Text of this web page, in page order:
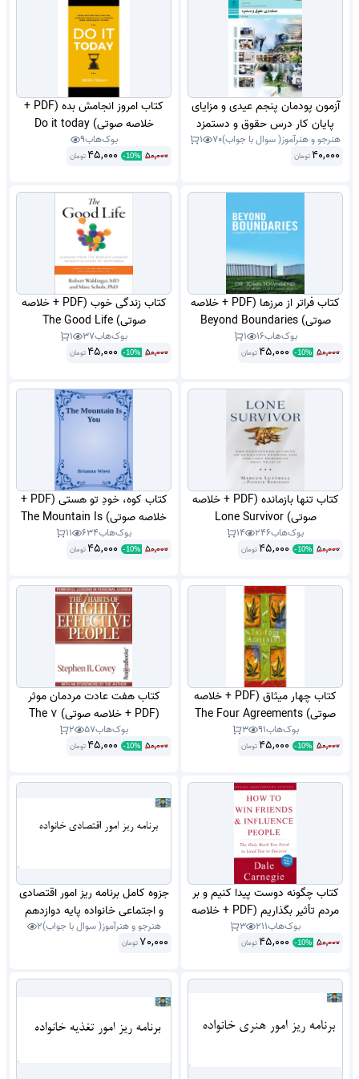
پاسخنامه.
آزمون پودمان پنجم عیدی و مزایای
پایان کار درس حقوق و دستمزد
پایه دهم حسابداری شاخه فنی و
هنرجو و هنرآموز( سوال با جواب)70
1
40,000 تومان
کتاب امروز انجامش بده (PDF +
خلاصه صوتی) Do it today
بوک‌هاب9
50,000
-10%
45,000 تومان
کتاب فراتر از مرزها (PDF + خلاصه
صوتی) Beyond Boundaries
بوک‌هاب16
1
50,000
-10%
45,000 تومان
کتاب زندگی خوب (PDF + خلاصه
صوتی) The Good Life
بوک‌هاب37
1
50,000
-10%
45,000 تومان
کتاب تنها بازمانده (PDF + خلاصه
صوتی) Lone Survivor
بوک‌هاب246
14
50,000
-10%
45,000 تومان
کتاب کوه، خودِ تو هستی (PDF +
خلاصه صوتی) The Mountain Is
Youبوک‌هاب634
11
50,000
-10%
45,000 تومان
کتاب چهار میثاق (PDF + خلاصه
صوتی) The Four Agreements
بوک‌هاب91
3
50,000
-10%
45,000 تومان
کتاب هفت عادت مردمان موثر
(PDF + خلاصه صوتی) The 7
Habits of Highly Effective
People
بوک‌هاب57
2
50,000
-10%
45,000 تومان
کتاب چگونه دوست پیدا کنیم و بر
مردم تأثیر بگذاریم (PDF + خلاصه
صوتی) How to Win Friends &
Influence People
بوک‌هاب211
3
50,000
-10%
45,000 تومان
جزوه کامل برنامه ریز امور اقتصادی
و اجتماعی خانواده پایه دوازدهم
مدیریت و برنامه ریزی امور خانواده
و کار خانواده سال 1402 .
هنرجو و هنرآموز( سوال با جواب)2
70,000تومان